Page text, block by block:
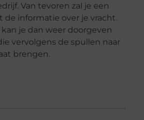
Van tevoren zal je een
de informatie over je vracht.
je dan weer doorgeven
vervolgens de spullen naar
brengen.